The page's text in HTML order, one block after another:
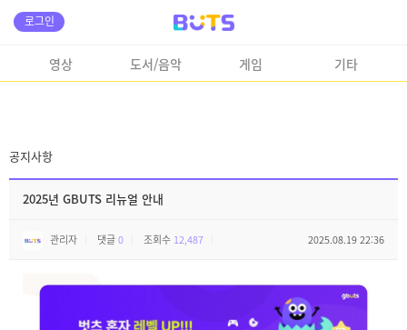
로그인
영상 도서/음악 게임 기타
공지사항
2025년 GBUTS 리뉴얼 안내
관리자 댓글0 조회수 12,487 2025.08.19 22:36